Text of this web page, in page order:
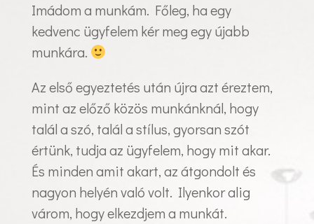
Imádom a munkám. Főleg, ha egy
kedvenc ügyfelem kér meg egy újabb
munkára.
Az első egyeztetés után újra azt éreztem,
mint az előző közös munkánknál, hogy
talál a szó, talál a stílus, gyorsan szót
értünk, tudja az ügyfelem, hogy mit akar.
És minden amit akart, az átgondolt és
nagyon helyén való volt. Ilyenkor alig
várom, hogy elkezdjem a munkát.